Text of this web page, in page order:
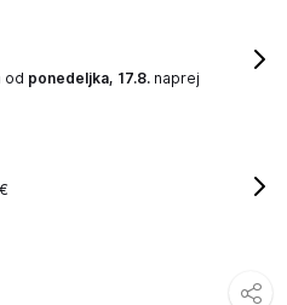
od ponedeljka, 17.8. naprej